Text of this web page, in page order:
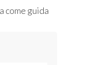
come guida